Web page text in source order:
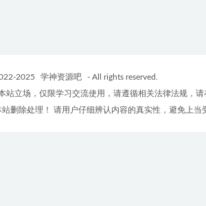
2025 学神资源吧
- All rights reserved.
立场，仅限学习交流使用，请遵循相关法律法规，请
删除处理！ 请用户仔细辨认内容的真实性，避免上当